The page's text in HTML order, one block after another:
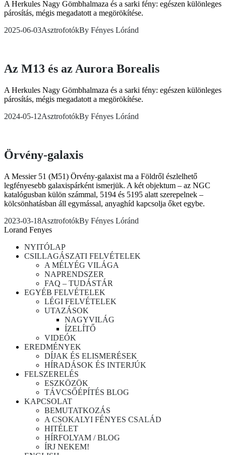
A Herkules Nagy Gömbhalmaza és a sarki fény: egészen különleges
párosítás, mégis megadatott a megörökítése.
2025-06-03AsztrofotókBy Fényes Lóránd
Az M13 és az Aurora Borealis
A Herkules Nagy Gömbhalmaza és a sarki fény: egészen különleges
párosítás, mégis megadatott a megörökítése.
2024-05-12AsztrofotókBy Fényes Lóránd
Örvény-galaxis
A Messier 51 (M51) Örvény-galaxist ma a Földről észlelhető
legfényesebb galaxispárként ismerjük. A két objektum – az NGC
katalógusban külön számmal, 5194 és 5195 alatt szerepelnek –
kölcsönhatásban áll egymással, anyaghíd kapcsolja őket egybe.
2023-03-18AsztrofotókBy Fényes Lóránd
Lorand Fenyes
NYITÓLAP
CSILLAGÁSZATI FELVÉTELEK
A MÉLYÉG VILÁGA
NAPRENDSZER
FAQ – TUDÁSTÁR
EGYÉB FELVÉTELEK
LÉGI FELVÉTELEK
UTAZÁSOK
NAGYVILÁG
ÍZELÍTŐ
VIDEÓK
EREDMÉNYEK
DÍJAK ÉS ELISMERÉSEK
HÍRADÁSOK ÉS INTERJÚK
FELSZERELÉS
ESZKÖZÖK
TÁVCSŐÉPÍTÉS BLOG
KAPCSOLAT
BEMUTATKOZÁS
A CSOKALYI FÉNYES CSALÁD
HITÉLET
HÍRFOLYAM / BLOG
ÍRJ NEKEM!